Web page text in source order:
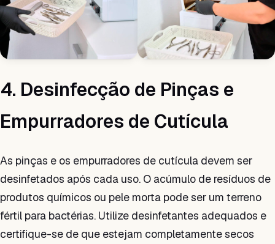
4. Desinfecção de Pinças e
Empurradores de Cutícula
As pinças e os empurradores de cutícula devem ser
desinfetados após cada uso. O acúmulo de resíduos de
produtos químicos ou pele morta pode ser um terreno
fértil para bactérias. Utilize desinfetantes adequados e
certifique-se de que estejam completamente secos